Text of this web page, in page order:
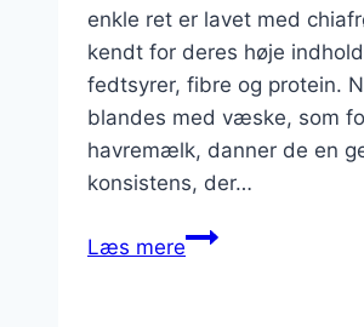
enkle ret er lavet med
kendt for deres høje
fedtsyrer, fibre og protein.
blandes med væske, som
havremælk, danner de en
konsistens, der…
Læs mereChiagrød